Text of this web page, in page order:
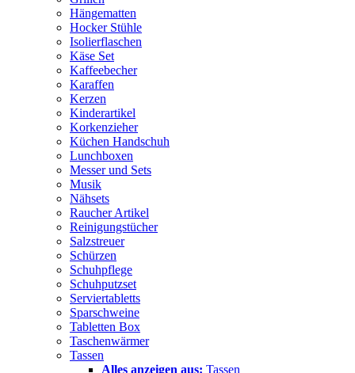
Hängematten
Hocker Stühle
Isolierflaschen
Käse Set
Kaffeebecher
Karaffen
Kerzen
Kinderartikel
Korkenzieher
Küchen Handschuh
Lunchboxen
Messer und Sets
Musik
Nähsets
Raucher Artikel
Reinigungstücher
Salzstreuer
Schürzen
Schuhpflege
Schuhputzset
Serviertabletts
Sparschweine
Tabletten Box
Taschenwärmer
Tassen
Alles anzeigen aus: Tassen